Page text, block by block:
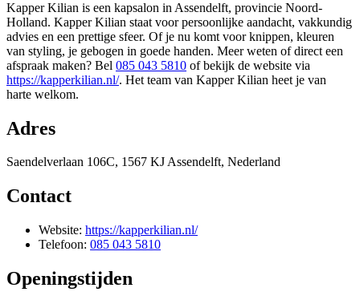
Kapper Kilian is een kapsalon in Assendelft, provincie Noord-
Holland. Kapper Kilian staat voor persoonlijke aandacht, vakkundig
advies en een prettige sfeer. Of je nu komt voor knippen, kleuren
van styling, je gebogen in goede handen. Meer weten of direct een
afspraak maken? Bel 085 043 5810 of bekijk de website via
https://kapperkilian.nl/. Het team van Kapper Kilian heet je van
harte welkom.
Adres
Saendelverlaan 106C, 1567 KJ Assendelft, Nederland
Contact
Website: https://kapperkilian.nl/
Telefoon: 085 043 5810
Openingstijden